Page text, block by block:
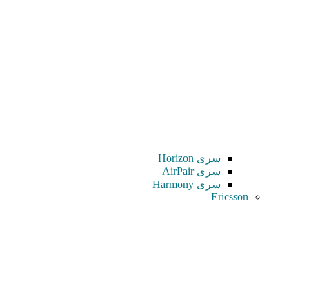
سری Horizon
سری AirPair
سری Harmony
Ericsson